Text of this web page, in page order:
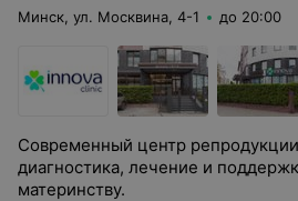
Минск, ул. Москвина, 4-1 до 20:00
Современный центр
диагностика, лечение и
материнству.